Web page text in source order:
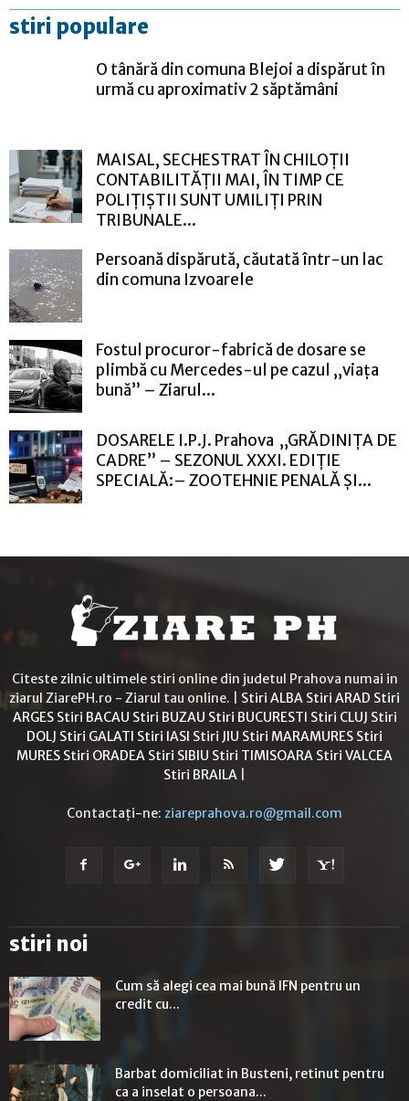
stiri populare
O tânără din comuna Blejoi a dispărut în
urmă cu aproximativ 2 săptămâni
MAISAL, SECHESTRAT ÎN CHILOȚII
CONTABILITĂȚII MAI, ÎN TIMP CE
POLIȚIȘTII SUNT UMILIȚI PRIN
TRIBUNALE...
Persoană dispărută, căutată într-un lac
din comuna Izvoarele
Fostul procuror-fabrică de dosare se
plimbă cu Mercedes-ul pe cazul „viața
bună” – Ziarul...
DOSARELE I.P.J. Prahova „GRĂDINIȚA DE
CADRE” – SEZONUL XXXI. EDIȚIE
SPECIALĂ:– ZOOTEHNIE PENALĂ ȘI...
Citeste zilnic ultimele stiri online din judetul Prahova numai in
ziarul ZiarePH.ro - Ziarul tau online. | Stiri ALBA Stiri ARAD Stiri
ARGES Stiri BACAU Stiri BUZAU Stiri BUCURESTI Stiri CLUJ Stiri
DOLJ Stiri GALATI Stiri IASI Stiri JIU Stiri MARAMURES Stiri
MURES Stiri ORADEA Stiri SIBIU Stiri TIMISOARA Stiri VALCEA
Stiri BRAILA
Contactați-ne: ziareprahova.ro@gmail.com
stiri noi
Cum să alegi cea mai bună IFN pentru un
credit cu...
Barbat domiciliat in Busteni, retinut pentru
ca a inselat o persoana...